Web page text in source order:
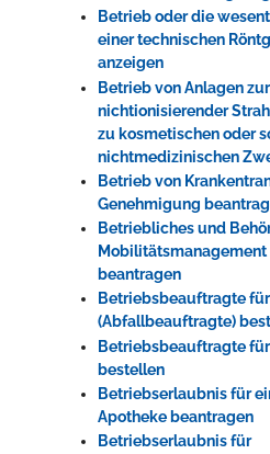
Betrieb oder die
einer technischen
anzeigen
Betrieb von Anlagen
nichtionisierender
zu kosmetischen oder
nichtmedizinischen
Betrieb von
Genehmigung
Betriebliches und
Mobilitätsmanagement
beantragen
Betriebsbeauftragte
(Abfallbeauftragte)
Betriebsbeauftragte
bestellen
Betriebserlaubnis für
Apotheke beantragen
Betriebserlaubnis für